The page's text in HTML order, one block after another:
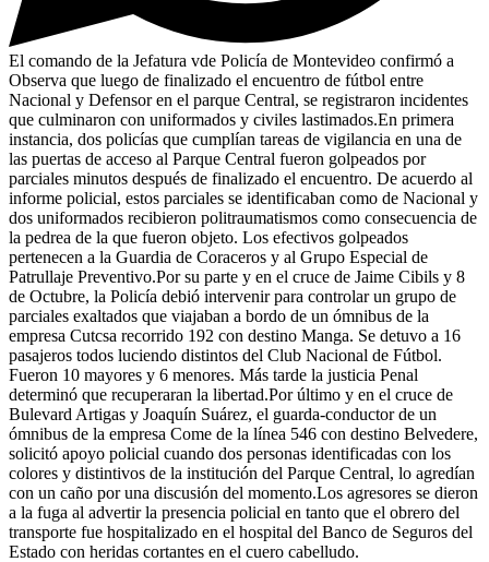
El comando de la Jefatura vde Policía de Montevideo confirmó a
Observa que luego de finalizado el encuentro de fútbol entre
Nacional y Defensor en el parque Central, se registraron incidentes
que culminaron con uniformados y civiles lastimados.En primera
instancia, dos policías que cumplían tareas de vigilancia en una de
las puertas de acceso al Parque Central fueron golpeados por
parciales minutos después de finalizado el encuentro. De acuerdo al
informe policial, estos parciales se identificaban como de Nacional y
dos uniformados recibieron politraumatismos como consecuencia de
la pedrea de la que fueron objeto. Los efectivos golpeados
pertenecen a la Guardia de Coraceros y al Grupo Especial de
Patrullaje Preventivo.Por su parte y en el cruce de Jaime Cibils y 8
de Octubre, la Policía debió intervenir para controlar un grupo de
parciales exaltados que viajaban a bordo de un ómnibus de la
empresa Cutcsa recorrido 192 con destino Manga. Se detuvo a 16
pasajeros todos luciendo distintos del Club Nacional de Fútbol.
Fueron 10 mayores y 6 menores. Más tarde la justicia Penal
determinó que recuperaran la libertad.Por último y en el cruce de
Bulevard Artigas y Joaquín Suárez, el guarda-conductor de un
ómnibus de la empresa Come de la línea 546 con destino Belvedere,
solicitó apoyo policial cuando dos personas identificadas con los
colores y distintivos de la institución del Parque Central, lo agredían
con un caño por una discusión del momento.Los agresores se dieron
a la fuga al advertir la presencia policial en tanto que el obrero del
transporte fue hospitalizado en el hospital del Banco de Seguros del
Estado con heridas cortantes en el cuero cabelludo.